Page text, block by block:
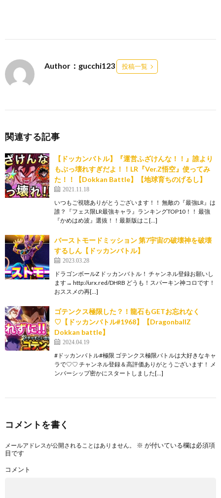
Author：gucchi123 投稿一覧
関連する記事
【ドッカンバトル】『運営ふざけんな！！』誰より
もぶっ壊れすぎだよ！！LR『Ver.Z悟空』使ってみ
た！！【Dokkan Battle】【地球育ちのげるし】
2021.11.18
いつもご視聴ありがとうございます！！ 無敵の『最強LR』は
誰？『フェス限LR最強キャラ』ランキングTOP10！！ 最強
『かめはめ波』選抜！！最新版はこ[…]
バーストモードミッション 第7宇宙の破壊神を破壊
するしん【ドッカンバトル】
2023.03.28
ドラゴンボールZ ドッカンバトル！ チャンネル登録お願いし
ます→ http://urx.red/DHRB どうも！スパーキン神コロです！
おススメの再[…]
ゴテンクス極限した？！龍石もGETお忘れなく
♡【ドッカンバトル#1968】【DragonballZ
Dokkan battle】
2024.04.19
#ドッカンバトル#極限 ゴテンクス極限バトルは大好きなキャ
ラで♡♡ チャンネル登録＆高評価ありがとうございます！ メ
ンバーシップ密かにスタートしました[…]
コメントを書く
メールアドレスが公開されることはありません。 ※ が付いている欄は必須項
目です
コメント